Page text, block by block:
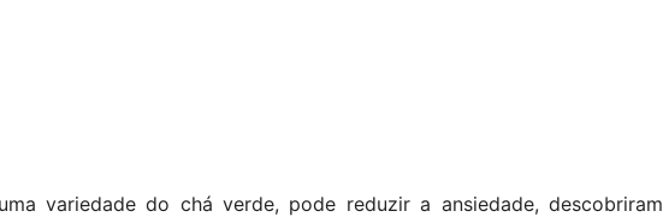
variedade do chá verde, pode reduzir a ansiedade, descobriram